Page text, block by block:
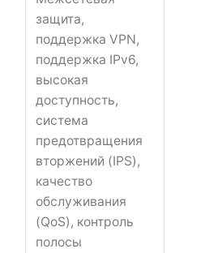
защита,
поддержка VPN,
поддержка IPv6,
высокая
доступность,
система
предотвращения
вторжений (IPS),
качество
обслуживания
(QoS), контроль
полосы